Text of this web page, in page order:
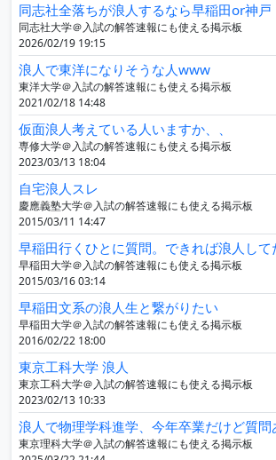
同志社全落ちが浪人するなら早稲田or神戸
同志社大学＠入試の解答速報にも使える掲示板
2026/02/19 19:15
浪人で東洋になりそうな人www
東洋大学＠入試の解答速報にも使える掲示板
2021/02/18 14:48
仮面浪人考えている人いますか、、
専修大学＠入試の解答速報にも使える掲示板
2023/03/13 18:04
自宅浪人スレ
慶應義塾大学＠入試の解答速報にも使える掲示板
2015/03/11 14:47
早稲田行くひとに質問。できれば浪人して
早稲田大学＠入試の解答速報にも使える掲示板
2015/03/16 03:14
早稲田文系の浪人生と繋がりたい
早稲田大学＠入試の解答速報にも使える掲示板
2016/02/22 18:00
東京工科大学 浪人
東京工科大学＠入試の解答速報にも使える掲示板
2023/02/13 10:33
浪人で物理学科進学、今年卒業だけど質問
東京理科大学＠入試の解答速報にも使える掲示板